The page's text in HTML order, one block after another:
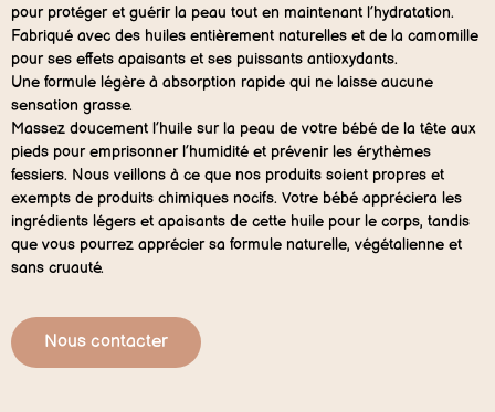
pour protéger et guérir la peau tout en maintenant l’hydratation.
Fabriqué avec des huiles entièrement naturelles et de la camomille
pour ses effets apaisants et ses puissants antioxydants.
Une formule légère à absorption rapide qui ne laisse aucune
sensation grasse.
Massez doucement l’huile sur la peau de votre bébé de la tête aux
pieds pour emprisonner l’humidité et prévenir les érythèmes
fessiers. Nous veillons à ce que nos produits soient propres et
exempts de produits chimiques nocifs. Votre bébé appréciera les
ingrédients légers et apaisants de cette huile pour le corps, tandis
que vous pourrez apprécier sa formule naturelle, végétalienne et
sans cruauté.
Nous contacter